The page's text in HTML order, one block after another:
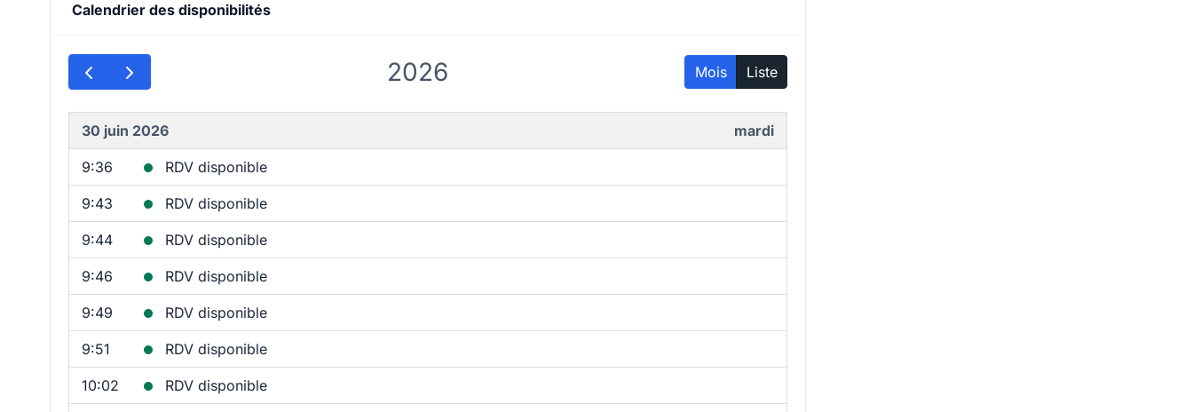
Calendrier des disponibilités
2026 Mois Liste
30 juin 2026 mardi
9:36 RDV disponible
9:43 RDV disponible
9:44 RDV disponible
9:46 RDV disponible
9:49 RDV disponible
9:51 RDV disponible
10:02 RDV disponible